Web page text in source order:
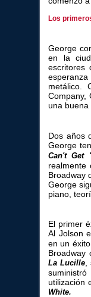
Los
George
en la
escritores
metálico.
Company,
una buena
Dos años
George
Can't Get
realmente
Broadway
George
piano,
El primer
Al Jolson
en un
Broadway
La Lucille
utilización
White.